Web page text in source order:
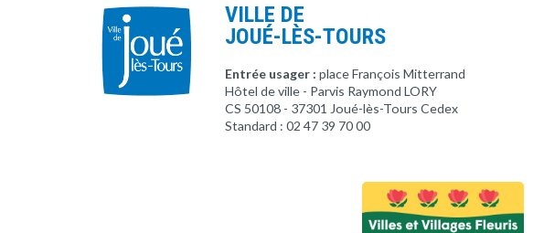
VILLE DE
JOUÉ-LÈS-TOURS
Entrée usager : place François Mitterrand
Hôtel de ville - Parvis Raymond LORY
CS 50108 - 37301 Joué-lès-Tours Cedex
Standard : 02 47 39 70 00